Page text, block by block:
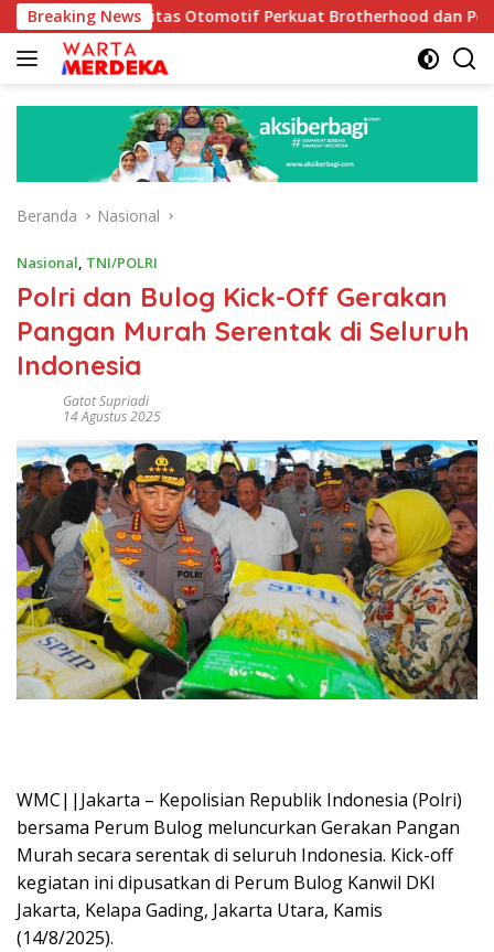
Langsung
ke
konten
Breaking News
Otomotif Perkuat Brotherhood dan Persatuan Bangsa
Beranda Nasional
Nasional, TNI/POLRI
Polri dan Bulog Kick-Off Gerakan
Pangan Murah Serentak di Seluruh
Indonesia
Gatot Supriadi
14 Agustus 2025
WMC||Jakarta – Kepolisian Republik Indonesia (Polri)
bersama Perum Bulog meluncurkan Gerakan Pangan
Murah secara serentak di seluruh Indonesia. Kick-off
kegiatan ini dipusatkan di Perum Bulog Kanwil DKI
Jakarta, Kelapa Gading, Jakarta Utara, Kamis
(14/8/2025).